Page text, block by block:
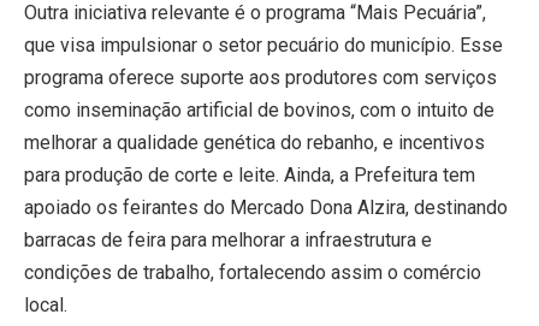
Outra iniciativa relevante é o programa “Mais Pecuária”,
que visa impulsionar o setor pecuário do município. Esse
programa oferece suporte aos produtores com serviços
como inseminação artificial de bovinos, com o intuito de
melhorar a qualidade genética do rebanho, e incentivos
para produção de corte e leite. Ainda, a Prefeitura tem
apoiado os feirantes do Mercado Dona Alzira, destinando
barracas de feira para melhorar a infraestrutura e
condições de trabalho, fortalecendo assim o comércio
local.